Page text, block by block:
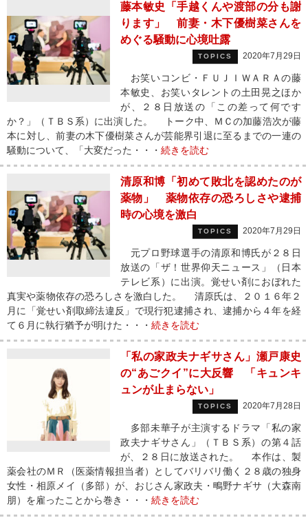
藤本敏史「手越くんや渡部の分も謝
ります」 前妻・木下優樹菜さんを
めぐる騒動に心境吐露
TOPICS 2020年7月29日
お笑いコンビ・ＦＵＪＩＷＡＲＡの藤
本敏史、お笑いタレントの土田晃之ほか
が、２８日放送の「この差って何です
か？」（ＴＢＳ系）に出演した。 トーク中、ＭＣの加藤浩次が藤
本に対し、前妻の木下優樹菜さんが芸能界引退に至るまでの一連の
騒動について、「大変だった・・・ 続きを読む
清原和博「初めて敗北を認めたのが
薬物」 薬物依存の恐ろしさや逮捕
時の心境を激白
TOPICS 2020年7月29日
元プロ野球選手の清原和博氏が２８日
放送の「ザ！世界仰天ニュース」（日本
テレビ系）に出演。覚せい剤におぼれた
真実や薬物依存の恐ろしさを激白した。 清原氏は、２０１６年２
月に「覚せい剤取締法違反」で現行犯逮捕され、逮捕から４年を経
て６月に執行猶予が明けた・・・ 続きを読む
「私の家政夫ナギサさん」瀬戸康史
の“あごクイ”に大反響 「キュンキ
ュンが止まらない」
TOPICS 2020年7月28日
多部未華子が主演するドラマ「私の家
政夫ナギサさん」（ＴＢＳ系）の第４話
が、２８日に放送された。 本作は、製
薬会社のＭＲ（医薬情報担当者）としてバリバリ働く２８歳の独身
女性・相原メイ（多部）が、おじさん家政夫・鴫野ナギサ（大森南
朋）を雇ったことから巻き・・・ 続きを読む